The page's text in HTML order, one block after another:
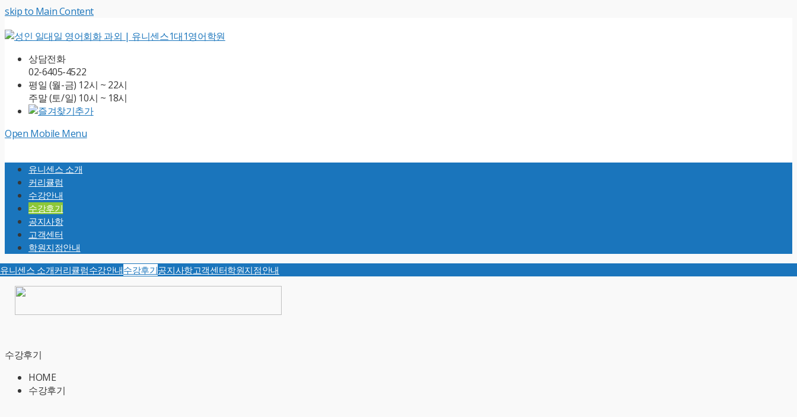
skip to Main Content
상담전화
02-6405-4522
평일 (월-금) 12시 ~ 22시
주말 (토/일) 10시 ~ 18시
Open Mobile Menu
유니센스 소개
커리큘럼
수강안내
수강후기
공지사항
고객센터
학원지점안내
유니센스 소개커리큘럼수강안내수강후기공지사항고객센터학원지점안내
수강후기
HOME
수강후기